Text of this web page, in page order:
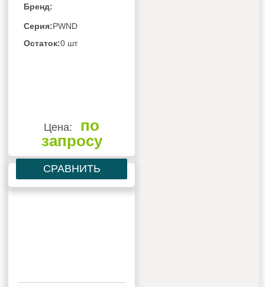
Бренд:
Серия:PWND
Остаток:0 шт
Цена:
по
запросу
СРАВНИТЬ